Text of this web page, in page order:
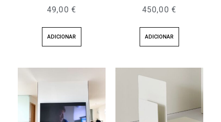
49,00 €
ADICIONAR
450,00 €
ADICIONAR